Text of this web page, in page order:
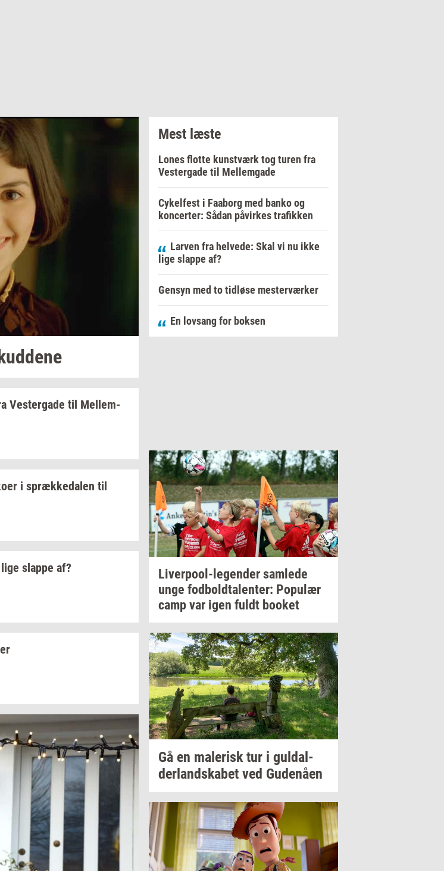
Ve­ster­ga­de til Mel­lem­
i spræk­ke­da­len til
slap­pe af?
Mest læste
Lones flotte kunstværk tog turen fra
Vestergade til Mellemgade
Cykelfest i Faaborg med banko og
koncerter: Sådan påvirkes trafikken
Larven fra helvede: Skal vi nu ikke
lige slappe af?
Gensyn med to tidløse mesterværker
En lovsang for boksen
Liverpool-​legender sam­le­de
unge fod­bold­ta­len­ter: Po­pu­lær
camp var igen fuldt boo­k­et
Gå en ma­le­risktur i gul­dal­
der­land­ska­bet ved Gu­denå­en